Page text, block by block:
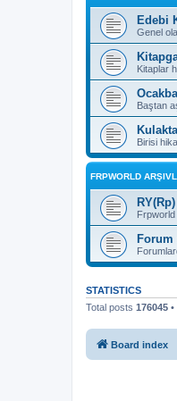
Edebi
Genel
Kitaplar
Baştan
Birisi
FRPWORLD
Frpworld
Forum
STATISTICS
Total posts 176045
Board index